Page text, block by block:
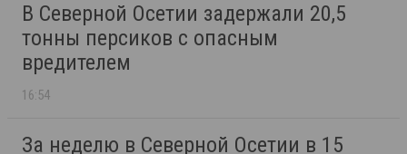
В Северной Осетии задержали 20,5
тонны персиков с опасным
вредителем
16:54
За неделю в Северной Осетии в 15